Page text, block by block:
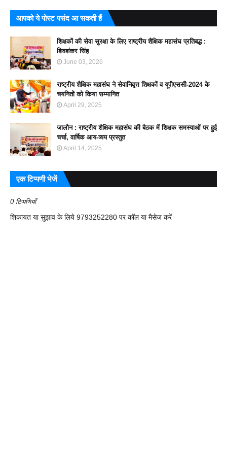
आपको ये पोस्ट पसंद आ सकती हैं
शिक्षकों की सेवा सुरक्षा के लिए राष्ट्रीय शैक्षिक महासंघ प्रतिबद्ध :
शिवशंकर सिंह
June 03, 2026
राष्ट्रीय शैक्षिक महासंघ ने सेवानिवृत्त शिक्षकों व यूपीएससी-2024 के
चयनितों को किया सम्मानित
April 29, 2025
जालौन : राष्ट्रीय शैक्षिक महासंघ की बैठक में शिक्षक समस्याओं पर हुई
चर्चा, वार्षिक आय-व्यय प्रस्तुत
April 14, 2025
एक टिप्पणी भेजें
0 टिप्पणियाँ
शिकायत या सुझाव के लिये 9793252280 पर कॉल या मैसेज करें